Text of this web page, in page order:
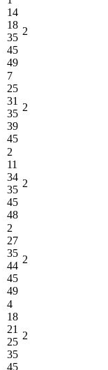
14
18
35
45
49
2
7
25
31
35
39
45
2
2
11
34
35
45
48
2
2
27
35
44
45
49
2
4
18
21
25
35
45
2